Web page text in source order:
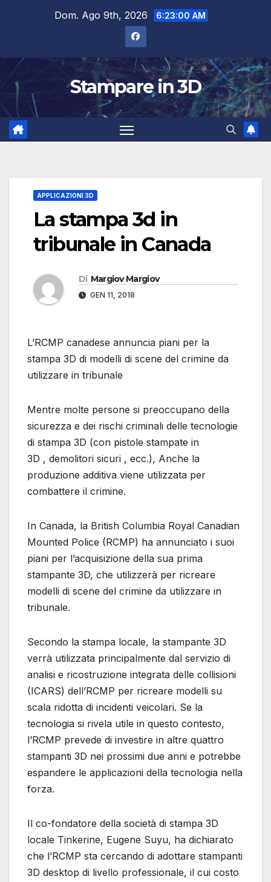
Dom. Ago 9th, 2026 6:23:01 AM
Stampare in 3D
APPLICAZIONI 3D
La stampa 3d in
tribunale in Canada
Di Margiov Margiov
GEN 11, 2018
L’RCMP canadese annuncia piani per la
stampa 3D di modelli di scene del crimine da
utilizzare in tribunale
Mentre molte persone si preoccupano della
sicurezza e dei rischi criminali delle tecnologie
di stampa 3D (con pistole stampate in
3D , demolitori sicuri , ecc.), Anche la
produzione additiva viene utilizzata per
combattere il crimine.
In Canada, la British Columbia Royal Canadian
Mounted Police (RCMP) ha annunciato i suoi
piani per l’acquisizione della sua prima
stampante 3D, che utilizzerà per ricreare
modelli di scene del crimine da utilizzare in
tribunale.
Secondo la stampa locale, la stampante 3D
verrà utilizzata principalmente dal servizio di
analisi e ricostruzione integrata delle collisioni
(ICARS) dell’RCMP per ricreare modelli su
scala ridotta di incidenti veicolari. Se la
tecnologia si rivela utile in questo contesto,
l’RCMP prevede di investire in altre quattro
stampanti 3D nei prossimi due anni e potrebbe
espandere le applicazioni della tecnologia nella
forza.
Il co-fondatore della società di stampa 3D
locale Tinkerine, Eugene Suyu, ha dichiarato
che l’RCMP sta cercando di adottare stampanti
3D desktop di livello professionale, il cui costo